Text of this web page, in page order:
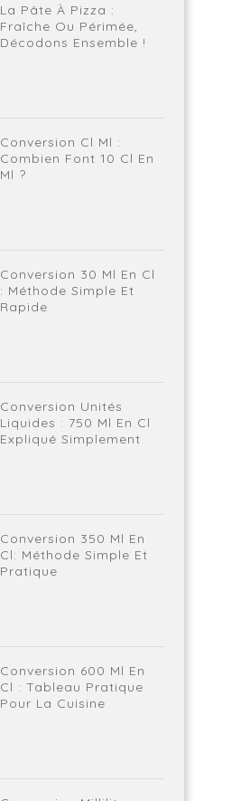
La Pâte À Pizza :
Fraîche Ou Périmée,
Décodons Ensemble !
Conversion Cl Ml :
Combien Font 10 Cl En
Ml ?
Conversion 30 Ml En Cl
: Méthode Simple Et
Rapide
Conversion Unités
Liquides : 750 Ml En Cl
Expliqué Simplement
Conversion 350 Ml En
Cl: Méthode Simple Et
Pratique
Conversion 600 Ml En
Cl : Tableau Pratique
Pour La Cuisine